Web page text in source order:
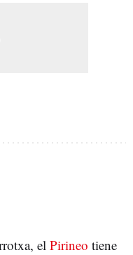
el Pirineo tiene